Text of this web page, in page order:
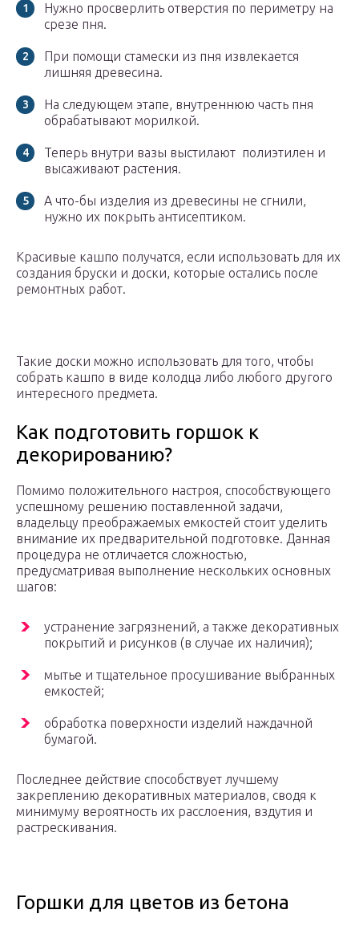
Нужно просверлить отверстия по периметру на
срезе пня.
При помощи стамески из пня извлекается
лишняя древесина.
На следующем этапе, внутреннюю часть пня
обрабатывают морилкой.
Теперь внутри вазы выстилают полиэтилен и
высаживают растения.
А что-бы изделия из древесины не сгнили,
нужно их покрыть антисептиком.
Красивые кашпо получатся, если использовать для их
создания бруски и доски, которые остались после
ремонтных работ.
Такие доски можно использовать для того, чтобы
собрать кашпо в виде колодца либо любого другого
интересного предмета.
Как подготовить горшок к
декорированию?
Помимо положительного настроя, способствующего
успешному решению поставленной задачи,
владельцу преображаемых емкостей стоит уделить
внимание их предварительной подготовке. Данная
процедура не отличается сложностью,
предусматривая выполнение нескольких основных
шагов:
устранение загрязнений, а также декоративных
покрытий и рисунков (в случае их наличия);
мытье и тщательное просушивание выбранных
емкостей;
обработка поверхности изделий наждачной
бумагой.
Последнее действие способствует лучшему
закреплению декоративных материалов, сводя к
минимуму вероятность их расслоения, вздутия и
растрескивания.
Горшки для цветов из бетона